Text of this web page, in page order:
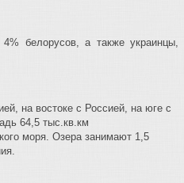
белорусов, а также украинцы,
на востоке с Россией, на юге с
64,5 тыс.кв.км
моря. Озера занимают 1,5